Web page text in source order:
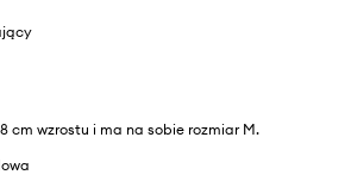
cm wzrostu i ma na sobie rozmiar M.